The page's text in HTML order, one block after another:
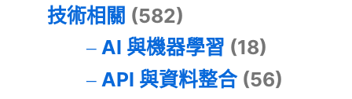
技術相關 (582)
AI 與機器學習 (18)
API 與資料整合(56)